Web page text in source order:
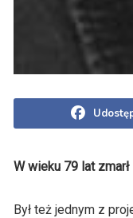
W wieku 79 lat
Był też jednym z